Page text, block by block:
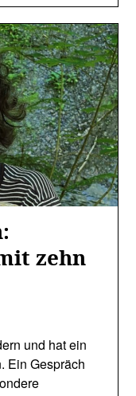
zehn
und hat ein
Ein Gespräch